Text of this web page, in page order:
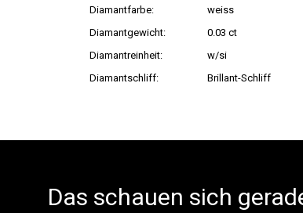
Diamantfarbe:
weiss
Diamantgewicht:
0.03 ct
Diamantreinheit:
w/si
Diamantschliff:
Brillant-Schliff
Das schauen sich